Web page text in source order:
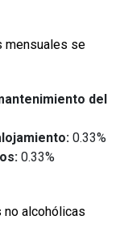
mensuales se
del
0.33%
0.33%
alcohólicas